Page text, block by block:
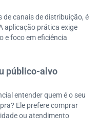
de canais de distribuição, é
aplicação prática exige
e foco em eficiência
público-alvo
entender quem é o seu
Ele prefere comprar
ou atendimento